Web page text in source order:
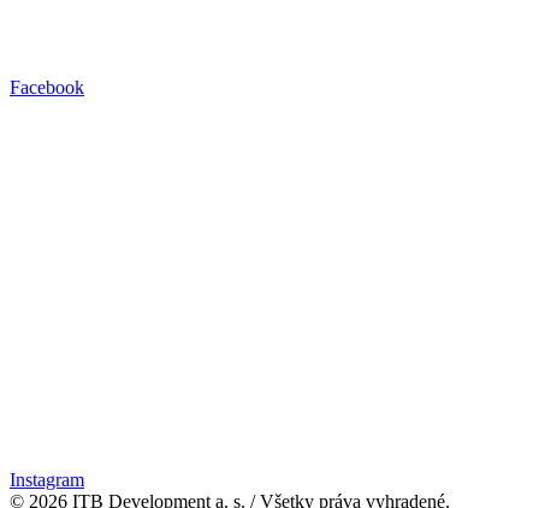
Facebook
Instagram
© 2026 ITB Development a. s. / Všetky práva vyhradené.